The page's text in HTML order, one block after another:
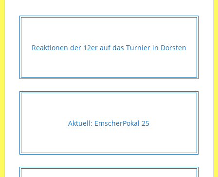
Reaktionen der 12er auf das Turnier in Dorsten
Aktuell: EmscherPokal 25